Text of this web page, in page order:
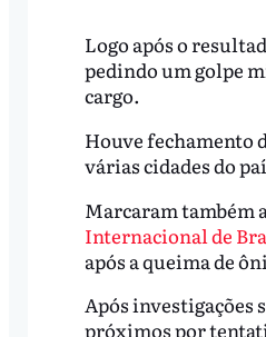
Logo após o
pedindo um golpe
cargo.
Houve fechamento
várias cidades do
Marcaram também
Internacional de
após a queima de
Após investigações
próximos por